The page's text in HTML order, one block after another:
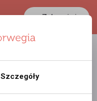
Zaloguj się
Szczegóły